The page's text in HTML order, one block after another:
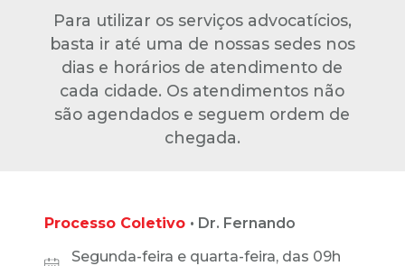
Para utilizar os serviços advocatícios,
basta ir até uma de nossas sedes nos
dias e horários de atendimento de
cada cidade. Os atendimentos não
são agendados e seguem ordem de
chegada.
Processo Coletivo • Dr. Fernando
Segunda-feira e quarta-feira, das 09h